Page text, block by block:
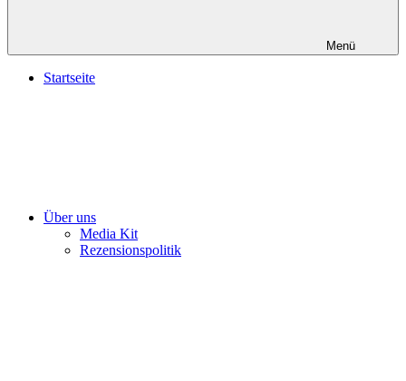
Menü
Startseite
Über uns
Media Kit
Rezensionspolitik